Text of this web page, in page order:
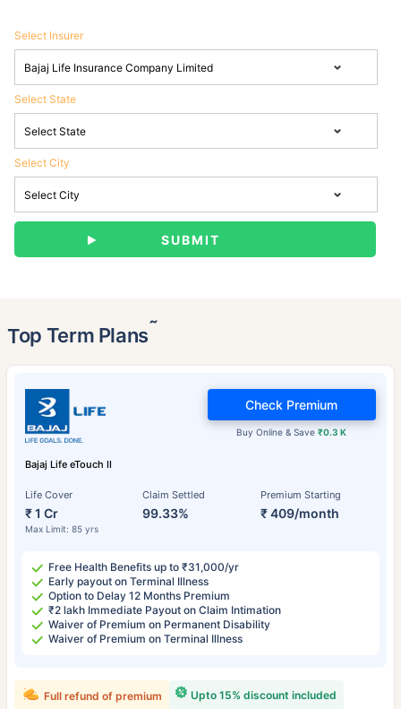
Select Insurer
Select State
Select City
Top Term Plans˜
Bajaj Life eTouch II
Life Cover
₹ 1 Cr
Max Limit: 85 yrs
Claim Settled
99.33%
Premium Starting
₹ 409/month
Buy Online & Save₹0.3 K
Check Premium
Free Health Benefits up to ₹31,000/yr
Early payout on Terminal Illness
Option to Delay 12 Months Premium
₹2 lakh Immediate Payout on Claim Intimation
Waiver of Premium on Permanent Disability
Waiver of Premium on Terminal Illness
Upto 15% discount included
Full refund of premium